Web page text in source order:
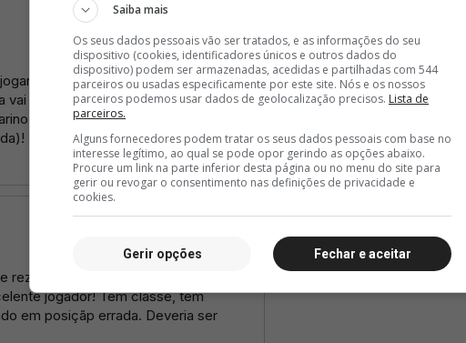
Saiba mais
Os seus dados pessoais vão ser tratados, e as informações do seu
dispositivo (cookies, identificadores únicos e outros dados do
dispositivo) podem ser armazenadas, acedidas e partilhadas com 544
parceiros ou usadas especificamente por este site. Nós e os nossos
parceiros podemos usar dados de geolocalização precisos. Lista de
parceiros.
Alguns fornecedores podem tratar os seus dados pessoais com base no
interesse legítimo, ao qual se pode opor gerindo as opções abaixo.
Procure um link na parte inferior desta página ou no menu do site para
gerir ou revogar o consentimento nas definições de privacidade e
cookies.
Fechar e aceitar
Gerir opções